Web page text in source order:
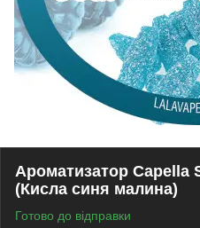
Ароматизатор Capella
(Кисла синя малина)
Готово до відправки